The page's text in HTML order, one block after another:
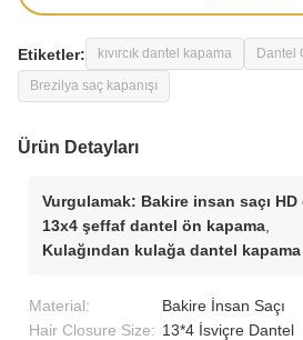
Etiketler: kıvırcık dantel kapama Dantel
Brezilya saç kapanışı
Ürün Detayları
Vurgulamak: Bakire insan saçı
13x4 şeffaf dantel ön kapama
Kulağından kulağa dantel kapama
Material:
Bakire İnsan Saçı
Hair Closure Size: 13*4 İsviçre Dantel